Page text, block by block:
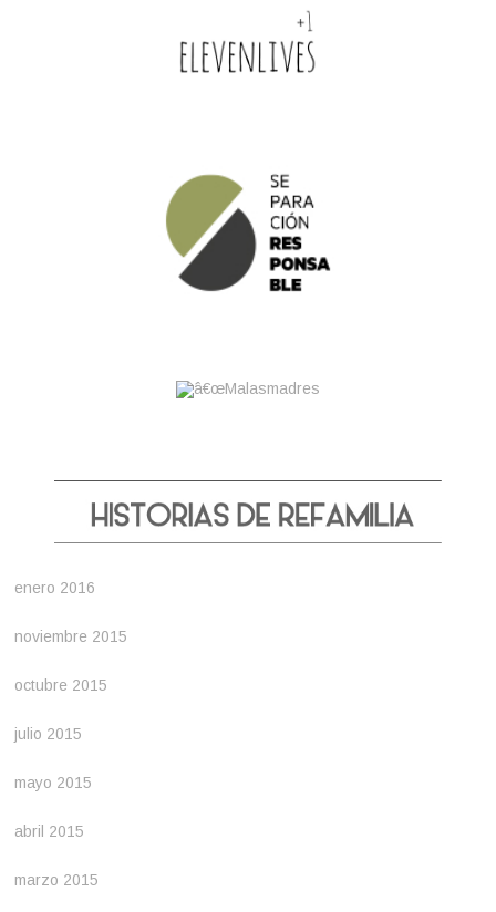
enero 2016
noviembre 2015
octubre 2015
julio 2015
mayo 2015
abril 2015
marzo 2015